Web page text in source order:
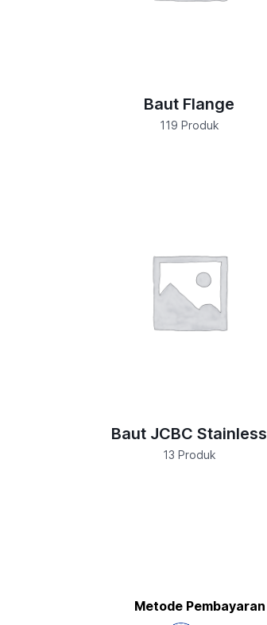
Baut Flange
119 Produk
Baut JCBC Stainless
13 Produk
Metode Pembayaran